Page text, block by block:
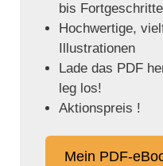
bis
Hochwertige,
Illustrationen
Lade das PDF
leg los!
Aktionspreis !
Mein PDF-